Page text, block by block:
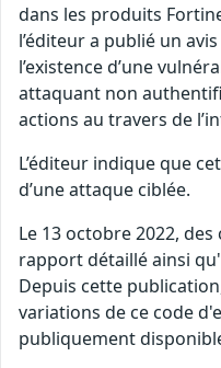
dans les produits
l’éditeur a publié un
l’existence d’une
attaquant non
actions au travers de
L’éditeur indique que
d’une attaque ciblée.
Le 13 octobre 2022,
rapport détaillé ainsi
Depuis cette
variations de ce code
publiquement